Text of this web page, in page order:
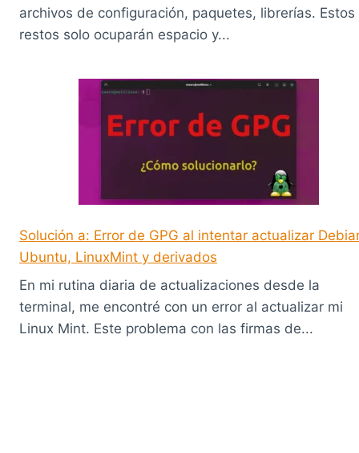
archivos de configuración, paquetes, librerías. Estos
restos solo ocuparán espacio y...
Solución a: Error de GPG al intentar actualizar
Ubuntu, LinuxMint y derivados
En mi rutina diaria de actualizaciones desde la
terminal, me encontré con un error al actualizar mi
Linux Mint. Este problema con las firmas de...